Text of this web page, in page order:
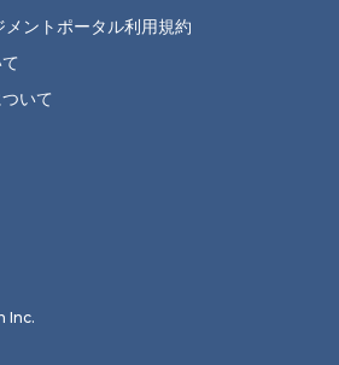
ントポータル利用規約
いて
Inc.